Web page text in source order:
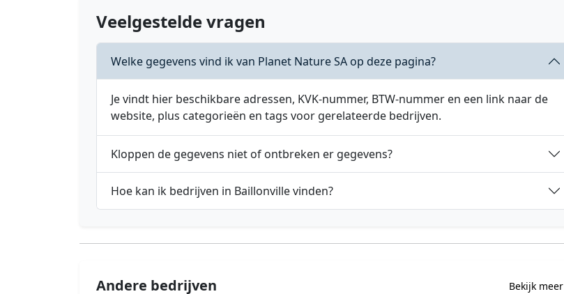
Veelgestelde vragen
Welke gegevens vind ik van Planet Nature SA op deze pagina?
Je vindt hier beschikbare adressen, KVK-nummer, BTW-nummer en een link naar de
website, plus categorieën en tags voor gerelateerde bedrijven.
Kloppen de gegevens niet of ontbreken er gegevens?
Hoe kan ik bedrijven in Baillonville vinden?
Andere bedrijven Bekijk meer